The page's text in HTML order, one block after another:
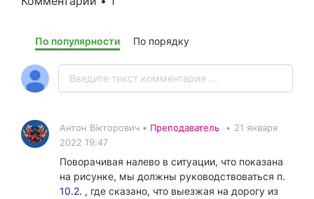
По популярности По порядку
Антон Вікторович • Преподаватель • 21 января
2022 19:47
Поворачивая налево в ситуации, что показана
на рисунке, мы должны руководствоваться п.
10.2. , где сказано, что выезжая на дорогу из